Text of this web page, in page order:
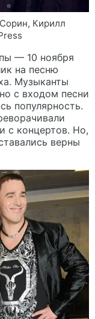
Кирилл
— 10 ноября
на песню
Музыканты
с входом песни
популярность.
с концертов. Но,
верны